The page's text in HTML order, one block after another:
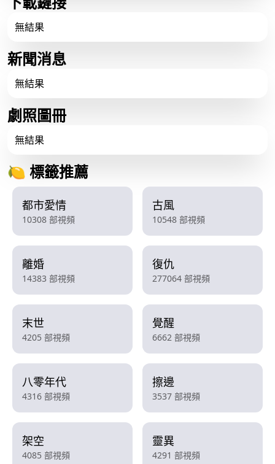
無結果
新聞消息
無結果
劇照圖冊
無結果
🍋 標籤推薦
都市愛情
10308 部視頻
古風
10548 部視頻
離婚
14383 部視頻
復仇
277064 部視頻
末世
4205 部視頻
覺醒
6662 部視頻
八零年代
4316 部視頻
擦邊
3537 部視頻
架空
4085 部視頻
靈異
4291 部視頻